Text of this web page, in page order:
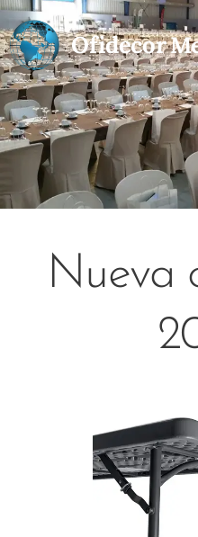
Ofidecor
Nueva